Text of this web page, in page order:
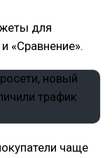
для
«Сравнение».
чаще